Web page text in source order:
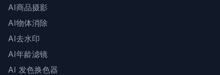
AI商品摄影
AI物体消除
AI去水印
AI年龄滤镜
AI 发色换色器